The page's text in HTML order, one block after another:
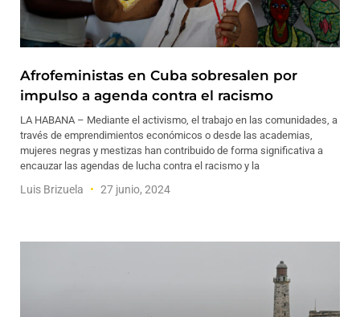
Afrofeministas en Cuba sobresalen por
impulso a agenda contra el racismo
LA HABANA – Mediante el activismo, el trabajo en las comunidades, a
través de emprendimientos económicos o desde las academias,
mujeres negras y mestizas han contribuido de forma significativa a
encauzar las agendas de lucha contra el racismo y la
Luis Brizuela 27 junio, 2024